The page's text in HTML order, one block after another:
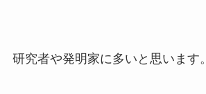
研究者や発明家に多いと思います。